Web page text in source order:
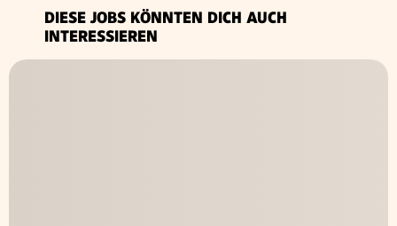
DIESE JOBS KÖNNTEN DICH AUCH
INTERESSIEREN